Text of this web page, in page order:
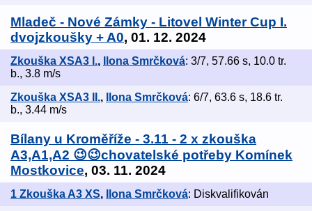
Mladeč - Nové Zámky - Litovel Winter Cup I.
dvojzkoušky + A0, 01. 12. 2024
Zkouška XSA3 I., Ilona Smrčková: 3/7, 57.66 s, 10.0 tr.
b., 3.8 m/s
Zkouška XSA3 II., Ilona Smrčková: 6/7, 63.6 s, 18.6 tr.
b., 3.44 m/s
Bílany u Kroměříže - 3.11 - 2 x zkouška
A3,A1,A2 😉😉chovatelské potřeby Komínek
Mostkovice, 03. 11. 2024
1 Zkouška A3 XS, Ilona Smrčková: Diskvalifikován